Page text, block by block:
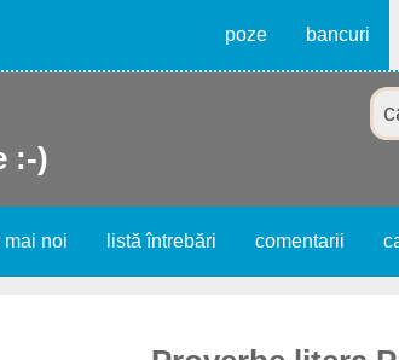
poze bancuri
:-)
mai noi listă întrebări comentarii